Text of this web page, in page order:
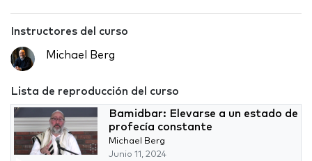
Instructores del curso
Michael Berg
Lista de reproducción del curso
Bamidbar: Elevarse a un estado de
profecía constante
Michael Berg
Junio 11, 2024